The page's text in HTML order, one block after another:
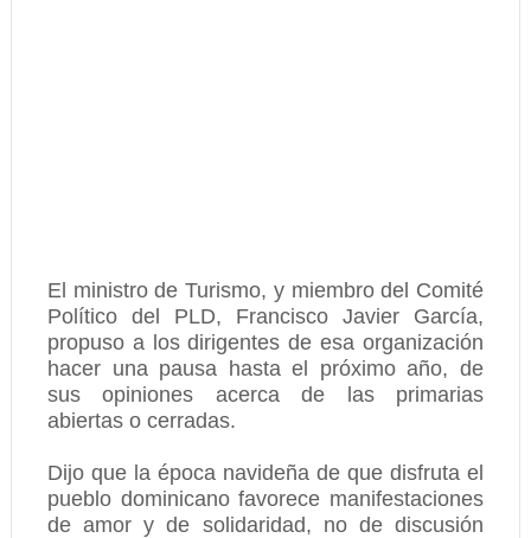
El ministro de Turismo, y miembro del Comité
Político del PLD, Francisco Javier García,
propuso a los dirigentes de esa organización
hacer una pausa hasta el próximo año, de
sus opiniones acerca de las primarias
abiertas o cerradas.
Dijo que la época navideña de que disfruta el
pueblo dominicano favorece manifestaciones
de amor y de solidaridad, no de discusión